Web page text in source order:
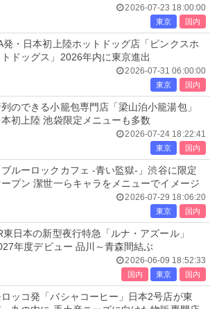
2026-07-23 18:00:00
東京 国内
発・日本初上陸ホットドッグ店「ピンクスホ
トドッグス」2026年内に東京進出
2026-07-31 06:00:00
東京 国内
のできる小籠包専門店「梁山泊小籠湯包」
本初上陸 池袋限定メニューも多数
2026-07-24 18:22:41
東京 国内
ブルーロックカフェ -青い監獄-」渋谷に限定
ープン 潔世一らキャラをメニューでイメージ
2026-07-29 18:06:20
東京 国内
東日本の新型夜行特急「ルナ・アズール」
年度デビュー 品川～青森間結ぶ
2026-06-09 18:52:33
国内 東京 国内
ロッコ発「バシャコーヒー」日本2号店が東